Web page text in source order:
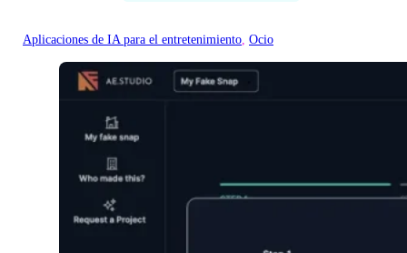
Aplicaciones de IA para el entretenimiento, Ocio